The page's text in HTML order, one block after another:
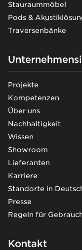
Stauraummöbel
Pods &
Traversenbänke
Projekte
Kompetenzen
Über uns
Nachhaltigkeit
Wissen
Showroom
Lieferanten
Karriere
Standorte in
Presse
Regeln für
Kontakt